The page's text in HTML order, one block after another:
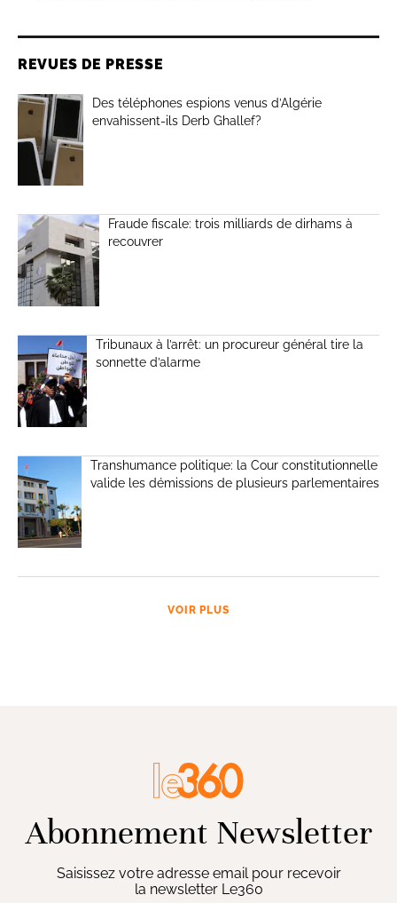
REVUES DE PRESSE
Des téléphones espions venus d’Algérie
envahissent-ils Derb Ghallef?
Fraude fiscale: trois milliards de dirhams à
recouvrer
Tribunaux à l’arrêt: un procureur général tire la
sonnette d’alarme
Transhumance politique: la Cour constitutionnelle
valide les démissions de plusieurs parlementaires
VOIR PLUS
Abonnement Newsletter
Saisissez votre adresse email pour recevoir
la newsletter Le360